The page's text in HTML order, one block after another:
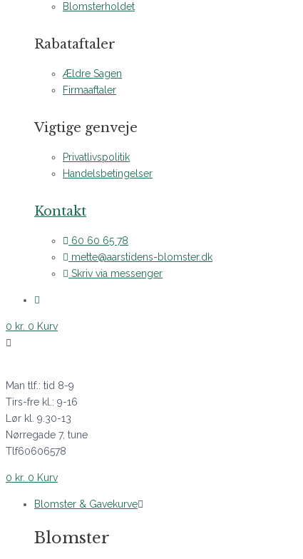
Blomsterholdet
Rabataftaler
Ældre Sagen
Firmaaftaler
Vigtige genveje
Privatlivspolitik
Handelsbetingelser
Kontakt
60 60 65 78
mette@aarstidens-blomster.dk
Skriv via messenger
0 kr. 0 Kurv
Man tlf.: tid 8-9
Tirs-fre kl.: 9-16
Lør kl. 9.30-13
Nørregade 7, tune
Tlf60606578
0 kr. 0 Kurv
Blomster & Gavekurve
Blomster